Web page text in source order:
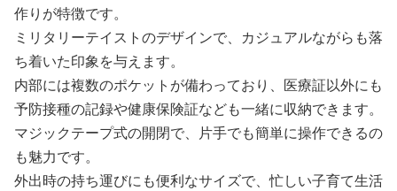
作りが特徴です。
ミリタリーテイストのデザインで、カジュアルながらも落
ち着いた印象を与えます。
内部には複数のポケットが備わっており、医療証以外にも
予防接種の記録や健康保険証なども一緒に収納できます。
マジックテープ式の開閉で、片手でも簡単に操作できるの
も魅力です。
外出時の持ち運びにも便利なサイズで、忙しい子育て生活